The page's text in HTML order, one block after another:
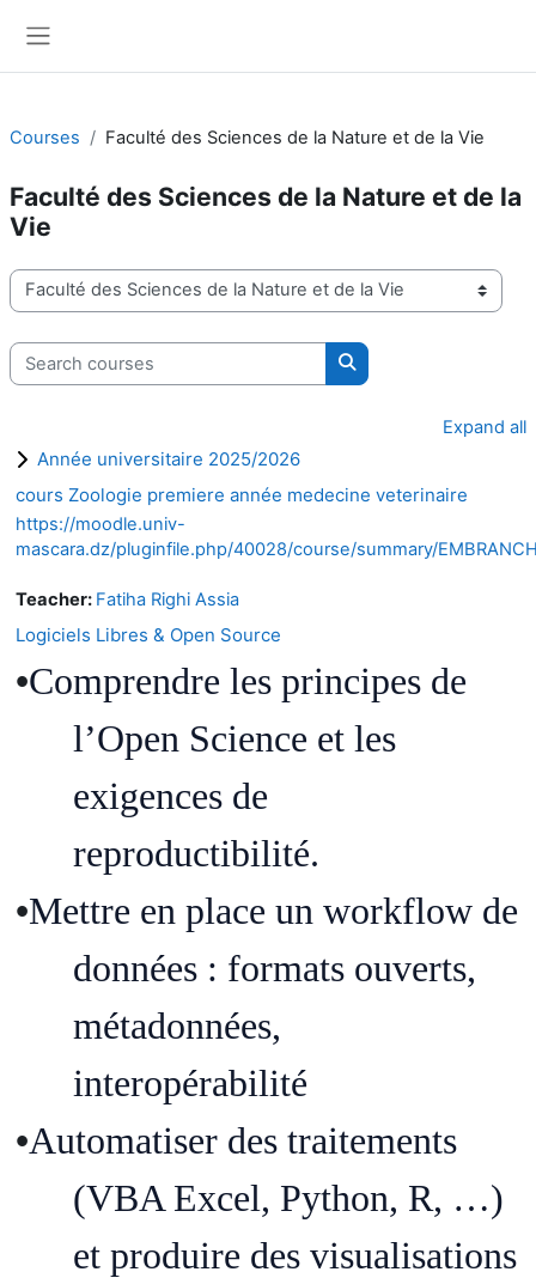
Courses Faculté des Sciences de la Nature et de la Vie
Faculté des Sciences de la Nature et de la
Vie
Course categories
Search courses
Search courses
Expand all
Année universitaire 2025/2026
cours Zoologie premiere année medecine veterinaire
https://moodle.univ-
mascara.dz/pluginfile.php/40028/course/summary/
Teacher: Fatiha Righi Assia
Logiciels Libres & Open Source
•Comprendre les principes de
l’Open Science et les
exigences de
reproductibilité.
•Mettre en place un workflow de
données : formats ouverts,
métadonnées,
interopérabilité
•Automatiser des traitements
(VBA Excel, Python, R, …)
et produire des visualisations